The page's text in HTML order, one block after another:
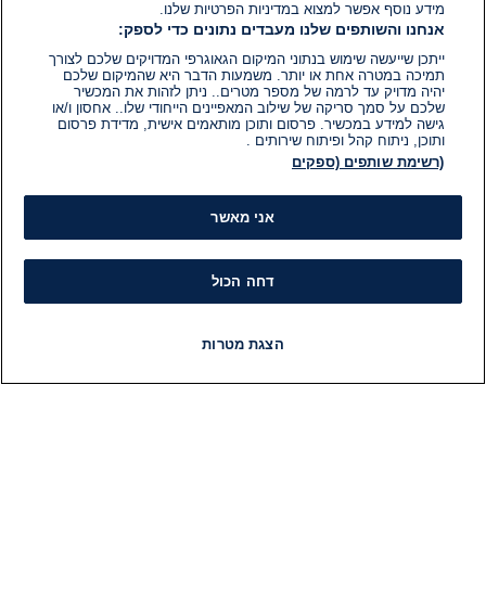
מידע נוסף אפשר למצוא במדיניות הפרטיות שלנו.
אנחנו והשותפים שלנו מעבדים נתונים כדי לספק:
ייתכן שייעשה שימוש בנתוני המיקום הגאוגרפי המדויקים שלכם לצורך
תמיכה במטרה אחת או יותר. משמעות הדבר היא שהמיקום שלכם
יהיה מדויק עד לרמה של מספר מטרים.. ניתן לזהות את המכשיר
שלכם על סמך סריקה של שילוב המאפיינים הייחודי שלו.. אחסון ו/או
גישה למידע במכשיר. פרסום ותוכן מותאמים אישית, מדידת פרסום
ותוכן, ניתוח קהל ופיתוח שירותים .
(רשימת שותפים (ספקים
אני מאשר
דחה הכול
הצגת מטרות